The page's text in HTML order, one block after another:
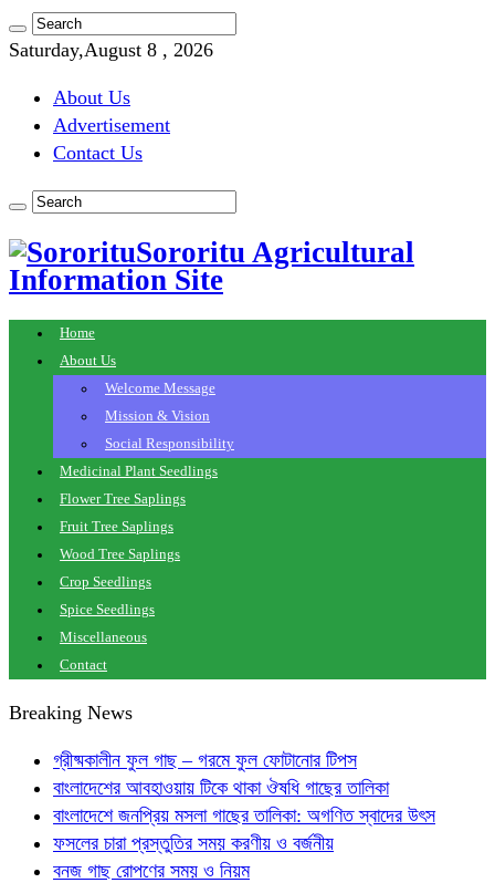
Saturday,August 8 , 2026
About Us
Advertisement
Contact Us
Sororitu Agricultural
Information Site
Home
About Us
Welcome Message
Mission & Vision
Social Responsibility
Medicinal Plant Seedlings
Flower Tree Saplings
Fruit Tree Saplings
Wood Tree Saplings
Crop Seedlings
Spice Seedlings
Miscellaneous
Contact
Breaking News
গ্রীষ্মকালীন ফুল গাছ – গরমে ফুল ফোটানোর টিপস
বাংলাদেশের আবহাওয়ায় টিকে থাকা ঔষধি গাছের তালিকা
বাংলাদেশে জনপ্রিয় মসলা গাছের তালিকা: অগণিত স্বাদের উৎস
ফসলের চারা প্রস্তুতির সময় করণীয় ও বর্জনীয়
বনজ গাছ রোপণের সময় ও নিয়ম